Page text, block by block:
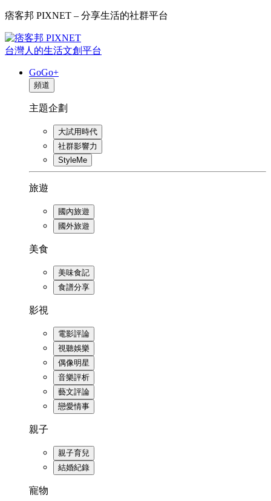
痞客邦 PIXNET – 分享生活的社群平台
台灣人的生活文創平台
GoGo+
頻道
主題企劃
大試用時代
社群影響力
StyleMe
旅遊
國內旅遊
國外旅遊
美食
美味食記
食譜分享
影視
電影評論
視聽娛樂
偶像明星
音樂評析
藝文評論
戀愛情事
親子
親子育兒
結婚紀錄
寵物